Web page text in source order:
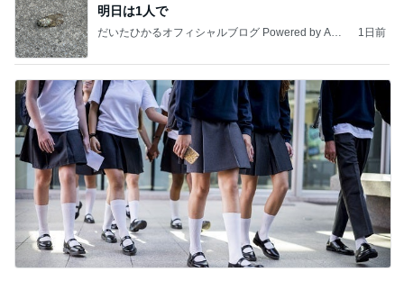
明日は1人で
だいたひかるオフィシャルブログ Powered by Ame
1日前